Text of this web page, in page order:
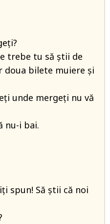
trebe tu să știi de
doua bilete muiere și
unde mergeți nu vă
nu-i bai.
spun! Să știi că noi